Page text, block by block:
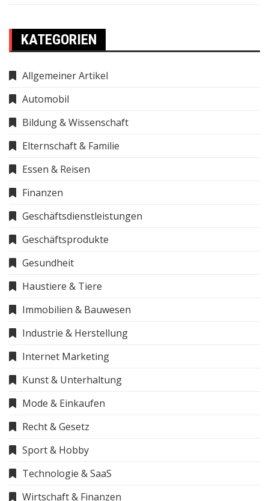
KATEGORIEN
Allgemeiner Artikel
Automobil
Bildung & Wissenschaft
Elternschaft & Familie
Essen & Reisen
Finanzen
Geschäftsdienstleistungen
Geschäftsprodukte
Gesundheit
Haustiere & Tiere
Immobilien & Bauwesen
Industrie & Herstellung
Internet Marketing
Kunst & Unterhaltung
Mode & Einkaufen
Recht & Gesetz
Sport & Hobby
Technologie & SaaS
Wirtschaft & Finanzen